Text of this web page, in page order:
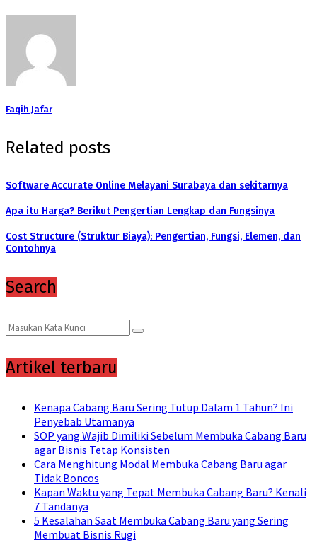
Faqih Jafar
Related posts
Software Accurate Online Melayani Surabaya dan sekitarnya
Apa itu Harga? Berikut Pengertian Lengkap dan Fungsinya
Cost Structure (Struktur Biaya): Pengertian, Fungsi, Elemen, dan
Contohnya
Search
Search
for:
Search
Artikel terbaru
Kenapa Cabang Baru Sering Tutup Dalam 1 Tahun? Ini
Penyebab Utamanya
SOP yang Wajib Dimiliki Sebelum Membuka Cabang Baru
agar Bisnis Tetap Konsisten
Cara Menghitung Modal Membuka Cabang Baru agar
Tidak Boncos
Kapan Waktu yang Tepat Membuka Cabang Baru? Kenali
7 Tandanya
5 Kesalahan Saat Membuka Cabang Baru yang Sering
Membuat Bisnis Rugi